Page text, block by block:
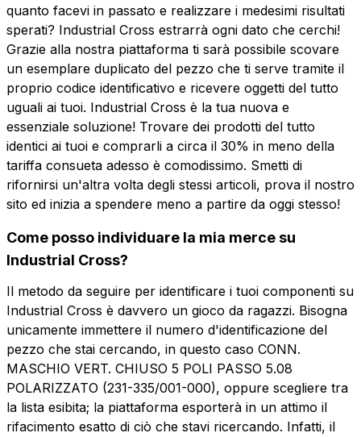
quanto facevi in passato e realizzare i medesimi risultati
sperati? Industrial Cross estrarrà ogni dato che cerchi!
Grazie alla nostra piattaforma ti sarà possibile scovare
un esemplare duplicato del pezzo che ti serve tramite il
proprio codice identificativo e ricevere oggetti del tutto
uguali ai tuoi. Industrial Cross è la tua nuova e
essenziale soluzione! Trovare dei prodotti del tutto
identici ai tuoi e comprarli a circa il 30% in meno della
tariffa consueta adesso è comodissimo. Smetti di
rifornirsi un'altra volta degli stessi articoli, prova il nostro
sito ed inizia a spendere meno a partire da oggi stesso!
Come posso individuare la mia merce su
Industrial Cross?
Il metodo da seguire per identificare i tuoi componenti su
Industrial Cross è davvero un gioco da ragazzi. Bisogna
unicamente immettere il numero d'identificazione del
pezzo che stai cercando, in questo caso CONN.
MASCHIO VERT. CHIUSO 5 POLI PASSO 5.08
POLARIZZATO (231-335/001-000), oppure scegliere tra
la lista esibita; la piattaforma esporterà in un attimo il
rifacimento esatto di ciò che stavi ricercando. Infatti, il